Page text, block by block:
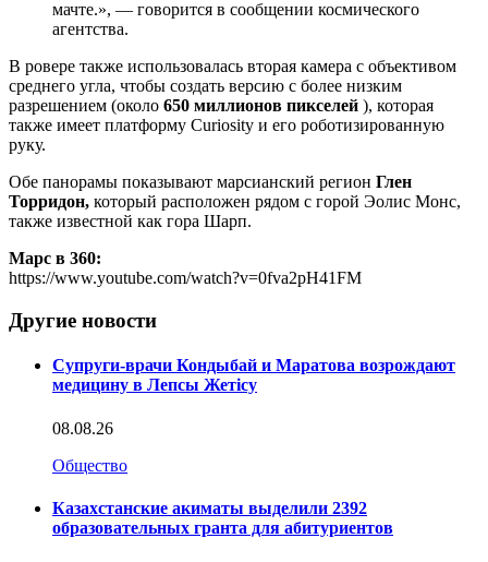
мачте.», — говорится в сообщении космического
агентства.
В ровере также использовалась вторая камера с объективом
среднего угла, чтобы создать версию с более низким
разрешением (около 650 миллионов пикселей ), которая
также имеет платформу Curiosity и его роботизированную
руку.
Обе панорамы показывают марсианский регион Глен
Торридон, который расположен рядом с горой Эолис Монс,
также известной как гора Шарп.
Марс в 360:
https://www.youtube.com/watch?v=0fva2pH41FM
Другие новости
Супруги-врачи Кондыбай и Маратова возрождают
медицину в Лепсы Жетісу
08.08.26
Общество
Казахстанские акиматы выделили 2392
образовательных гранта для абитуриентов